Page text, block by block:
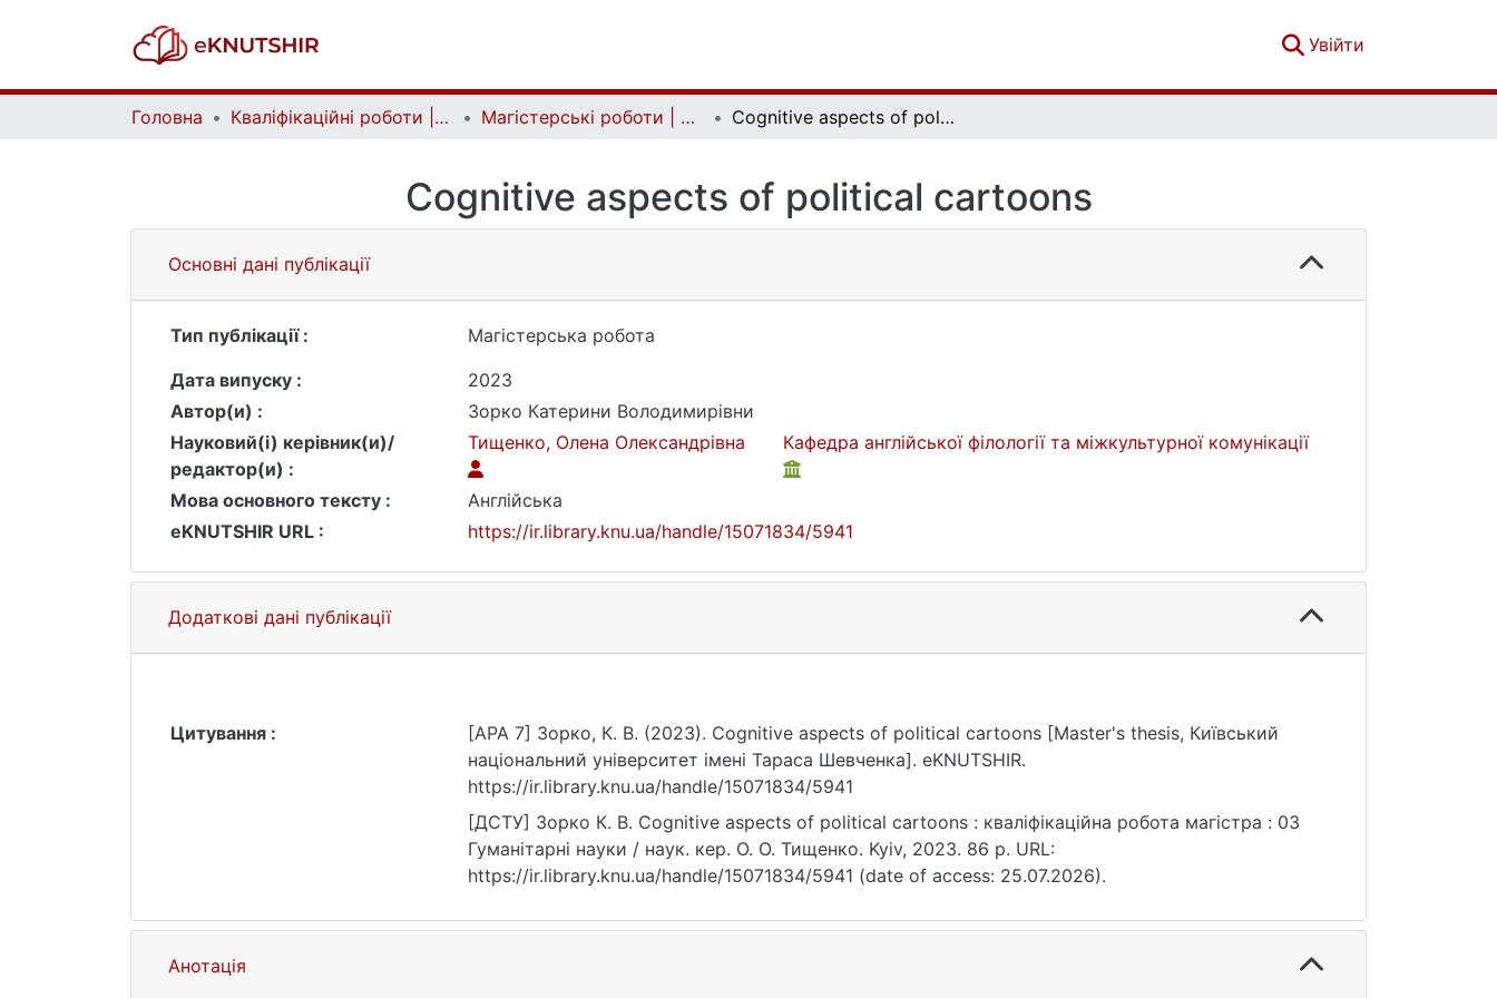
Увійти
Головна Кваліфікаційні роботи | Qualifying works Магістерські роботи | Master's theses Cognitive aspects of political cartoons
Cognitive aspects of political cartoons
Основні дані публікації
Тип публікації :
Магістерська робота
Дата випуску :
2023
Автор(и) :
Зорко Катерини Володимирівни
Науковий(і) керівник(и)/
редактор(и) :
Тищенко, Олена Олександрівна Кафедра англійської філології та міжкультурної комунікації
Мова основного тексту :
Англійська
eKNUTSHIR URL :
https://ir.library.knu.ua/handle/15071834/5941
Додаткові дані публікації
Цитування :
[APA 7] Зорко, К. В. (2023). Cognitive aspects of political cartoons [Master's thesis, Київський
національний університет імені Тараса Шевченка]. eKNUTSHIR.
https://ir.library.knu.ua/handle/15071834/5941
[ДСТУ] Зорко К. В. Cognitive aspects of political cartoons : кваліфікаційна робота магістра : 03
Гуманітарні науки / наук. кер. О. О. Тищенко. Kyiv, 2023. 86 p. URL:
https://ir.library.knu.ua/handle/15071834/5941 (date of access: 25.07.2026).
Анотація